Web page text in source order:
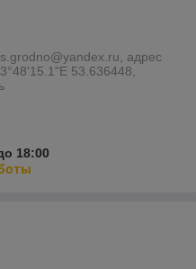
адрес
53.636448,
18:00